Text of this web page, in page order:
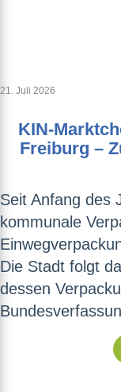
21. Juli 2026
KIN-
Freiburg –
Seit Anfang des
kommunale
Die Stadt folgt
dessen